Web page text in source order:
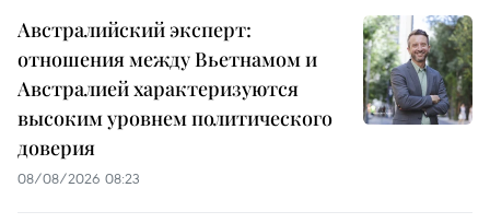
Австралийский эксперт:
отношения между Вьетнамом и
Австралией характеризуются
высоким уровнем политического
доверия
08/08/2026 08:23